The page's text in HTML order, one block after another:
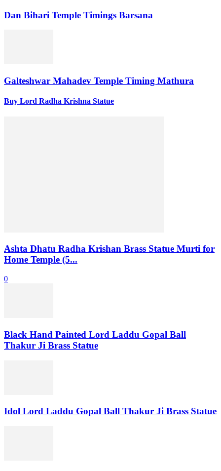
Dan Bihari Temple Timings Barsana
Galteshwar Mahadev Temple Timing Mathura
Buy Lord Radha Krishna Statue
Ashta Dhatu Radha Krishan Brass Statue Murti for
Home Temple (5...
0
Black Hand Painted Lord Laddu Gopal Ball
Thakur Ji Brass Statue
Idol Lord Laddu Gopal Ball Thakur Ji Brass Statue